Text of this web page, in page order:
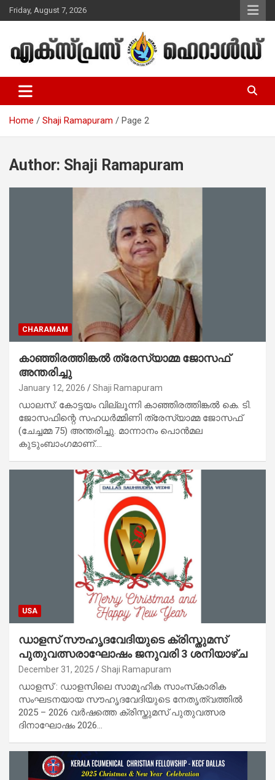
Skip
to
Friday, August 7, 2026
Express Herald – Malayalam
Christian News
Home Shaji Ramapuram Page 2
Author: Shaji Ramapuram
CHARAMAM
കാഞ്ഞിരത്തിങ്കൽ ത്രേസ്യാമ്മ ജോസഫ്
അന്തരിച്ചു
January 12, 2026 Shaji Ramapuram
ഡാലസ്: കോട്ടയം വില്ലൂന്നി കാഞ്ഞിരത്തിങ്കൽ കെ. ടി.
ജോസഫിന്റെ സഹധർമ്മിണി ത്രേസ്യാമ്മ ജോസഫ്
(ചേച്ചമ്മ 75) അന്തരിച്ചു. മാന്നാനം പൊൻമല
കുടുംബാംഗമാണ്.…
USA
ഡാളസ് സൗഹൃദവേദിയുടെ ക്രിസ്തുമസ്
പുതുവത്സരാഘോഷം ജനുവരി 3 ശനിയാഴ്ച
December 31, 2025 Shaji Ramapuram
ഡാളസ് : ഡാളസിലെ സാമൂഹിക സാംസ്‌കാരിക
സംഘടനയായ സൗഹൃദവേദിയുടെ നേതൃത്വത്തിൽ
2025 – 2026 വർഷത്തെ ക്രിസ്തുമസ് പുതുവത്സര
ദിനാഘോഷം 2026…